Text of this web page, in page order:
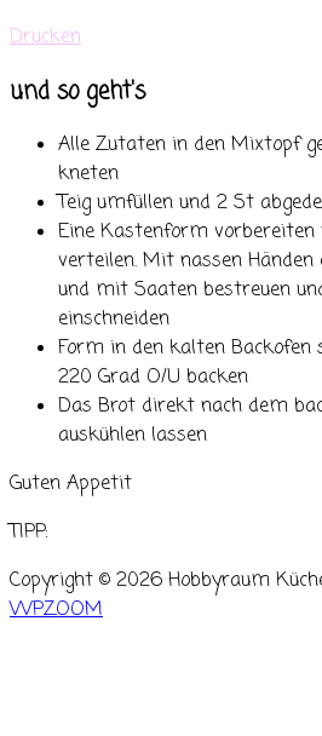
Drucken
und so geht's
Alle Zutaten in den Mixtopf
kneten
Teig umfüllen und 2 St
Eine Kastenform vorbereiten
verteilen. Mit nassen
und mit Saaten bestreuen
einschneiden
Form in den kalten Backofen
220 Grad O/U backen
Das Brot direkt nach dem
auskühlen lassen
Guten Appetit
TIPP:
Copyright © 2026 Hobbyraum
WPZOOM